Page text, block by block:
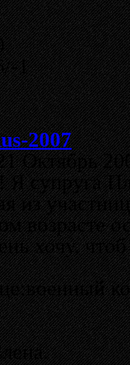
1
2007
Октябрь
Я супруга
из
возрасте
хочу,